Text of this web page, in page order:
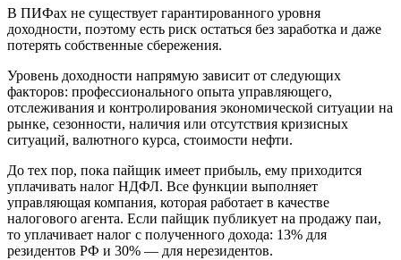
В ПИФах не существует гарантированного уровня
доходности, поэтому есть риск остаться без заработка и даже
потерять собственные сбережения.
Уровень доходности напрямую зависит от следующих
факторов: профессионального опыта управляющего,
отслеживания и контролирования экономической ситуации на
рынке, сезонности, наличия или отсутствия кризисных
ситуаций, валютного курса, стоимости нефти.
До тех пор, пока пайщик имеет прибыль, ему приходится
уплачивать налог НДФЛ. Все функции выполняет
управляющая компания, которая работает в качестве
налогового агента. Если пайщик публикует на продажу паи,
то уплачивает налог с полученного дохода: 13% для
резидентов РФ и 30% — для нерезидентов.